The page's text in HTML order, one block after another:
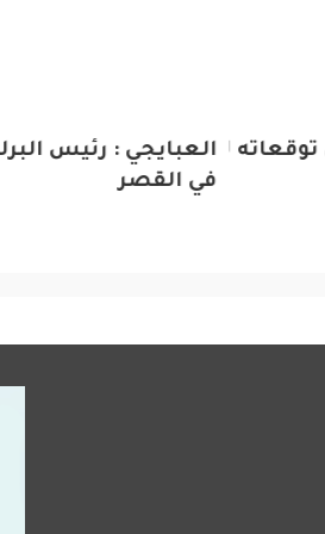
لعيد الفطر
العبايجي : رئيس
في القصر